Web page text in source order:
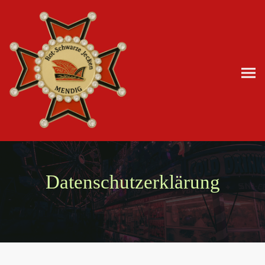
Datenschutzerklärung